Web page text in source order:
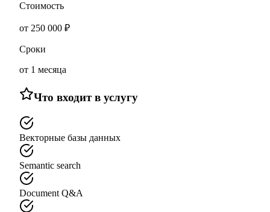
Стоимость
от 250 000 ₽
Сроки
от 1 месяца
Что входит в услугу
Векторные базы данных
Semantic search
Document Q&A